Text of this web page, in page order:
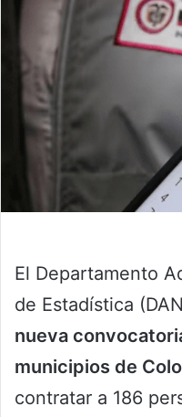
El Departamento
de Estadística
nueva
municipios de
contratar a 186